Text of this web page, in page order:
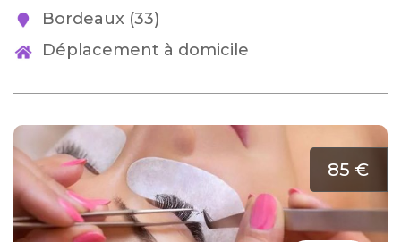
Bordeaux (33)
Déplacement à domicile
85 €